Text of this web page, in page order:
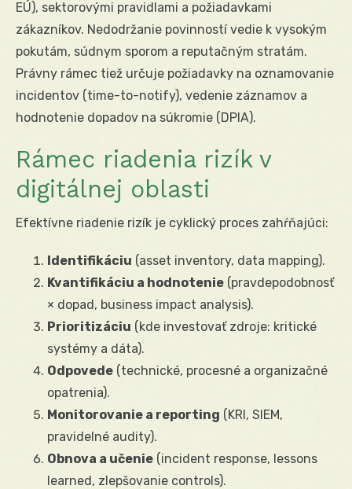
EÚ), sektorovými pravidlami a požiadavkami
zákazníkov. Nedodržanie povinností vedie k vysokým
pokutám, súdnym sporom a reputačným stratám.
Právny rámec tiež určuje požiadavky na oznamovanie
incidentov (time-to-notify), vedenie záznamov a
hodnotenie dopadov na súkromie (DPIA).
Rámec riadenia rizík v
digitálnej oblasti
Efektívne riadenie rizík je cyklický proces zahŕňajúci:
Identifikáciu (asset inventory, data mapping).
Kvantifikáciu a hodnotenie (pravdepodobnosť
× dopad, business impact analysis).
Prioritizáciu (kde investovať zdroje: kritické
systémy a dáta).
Odpovede (technické, procesné a organizačné
opatrenia).
Monitorovanie a reporting (KRI, SIEM,
pravidelné audity).
Obnova a učenie (incident response, lessons
learned, zlepšovanie controls).